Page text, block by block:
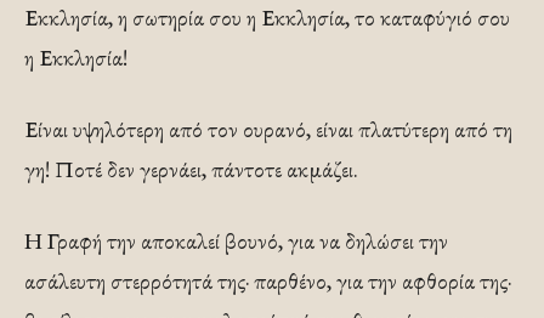
Εκκλησία, η σωτηρία σου η Εκκλησία, το καταφύγιό σου
η Εκκλησία!
Είναι υψηλότερη από τον ουρανό, είναι πλατύτερη από τη
γη! Ποτέ δεν γερνάει, πάντοτε ακμάζει.
Η Γραφή την αποκαλεί βουνό, για να δηλώσει την
ασάλευτη στερρότητά της· παρθένο, για την αφθορία της·